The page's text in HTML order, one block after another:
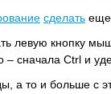
сделать
левую кнопку
– сначала Ctrl и
а то и больше с